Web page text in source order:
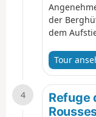
der
dem
es in einer
Vorsicht,
Berghütte
sind für
Tour
4
Refuge